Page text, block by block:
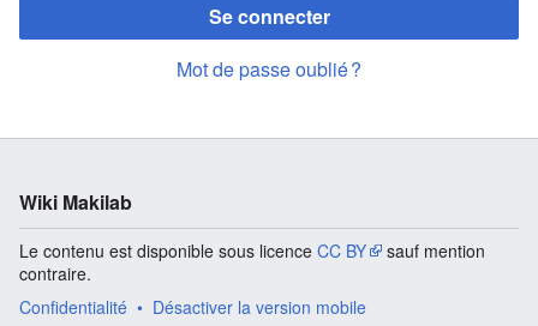
Se connecter
Mot de passe oublié ?
Wiki Makilab
Le contenu est disponible sous licence CC BY
sauf mention
contraire.
Confidentialité
Désactiver la version mobile